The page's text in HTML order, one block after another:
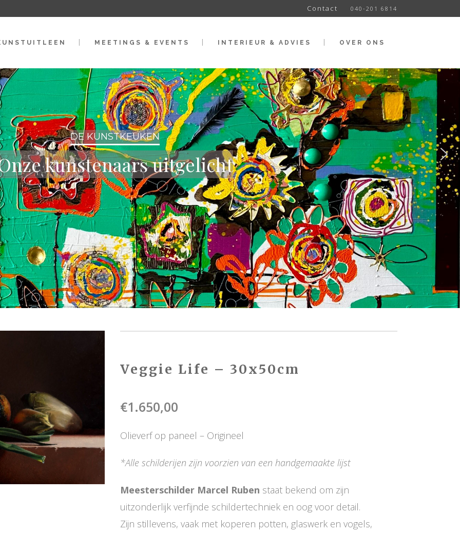
Contact 040-201 6814
MEETINGS & EVENTS INTERIEUR & ADVIES OVER ONS
DE KUNSTKEUKEN
kunstenaars uitgelicht
Veggie Life – 30x50cm
€1.650,00
Olieverf op paneel – Origineel
*Alle schilderijen zijn voorzien van een handgemaakte lijst
Meesterschilder Marcel Ruben staat bekend om zijn
uitzonderlijk verfijnde schildertechniek en oog voor detail.
Zijn stillevens, vaak met koperen potten, glaswerk en vogels,